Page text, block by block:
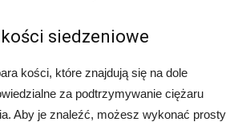
siedzeniowe
kości, które znajdują się na dole
za podtrzymywanie ciężaru
Aby je znaleźć, możesz wykonać prosty